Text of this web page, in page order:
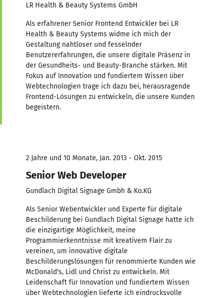
LR Health & Beauty Systems GmbH
Als erfahrener Senior Frontend Entwickler bei LR
Health & Beauty Systems widme ich mich der
Gestaltung nahtloser und fesselnder
Benutzererfahrungen, die unsere digitale Präsenz in
der Gesundheits- und Beauty-Branche stärken. Mit
Fokus auf Innovation und fundiertem Wissen über
Webtechnologien trage ich dazu bei, herausragende
Frontend-Lösungen zu entwickeln, die unsere Kunden
begeistern.
2 Jahre und 10 Monate, Jan. 2013 - Okt. 2015
Senior Web Developer
Gundlach Digital Signage Gmbh & Ko.KG
Als Senior Webentwickler und Experte für digitale
Beschilderung bei Gundlach Digital Signage hatte ich
die einzigartige Möglichkeit, meine
Programmierkenntnisse mit kreativem Flair zu
vereinen, um innovative digitale
Beschilderungslösungen für renommierte Kunden wie
McDonald's, Lidl und Christ zu entwickeln. Mit
Leidenschaft für Innovation und fundiertem Wissen
über Webtechnologien lieferte ich eindrucksvolle